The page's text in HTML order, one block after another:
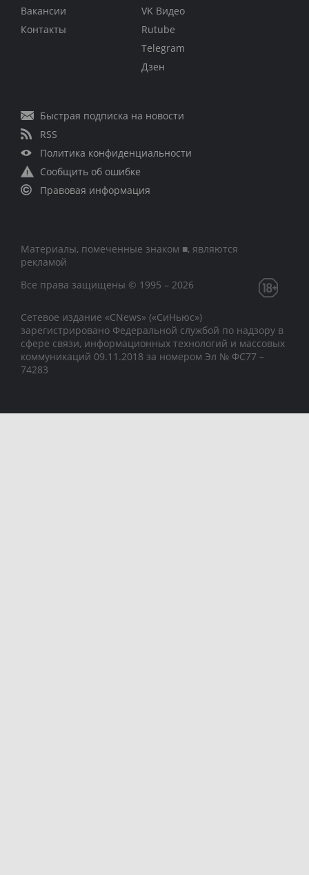
Вакансии
Контакты
VK Видео
Rutube
Telegram
Дзен
Быстрая подписка на новости
RSS
Политика конфиденциальности
Сообщить об ошибке
Правовая информация
Материалы, помеченные знаком ■, являются
рекламой
Все права защищены © 1995 – 2026
Сетевое издание «CNews» («СиНьюс»)
зарегистрировано Федеральной службой по надзору в
сфере связи, информационных технологий и массовых
коммуникаций 09.11.2018 за номером Эл № ФС77 –
74283